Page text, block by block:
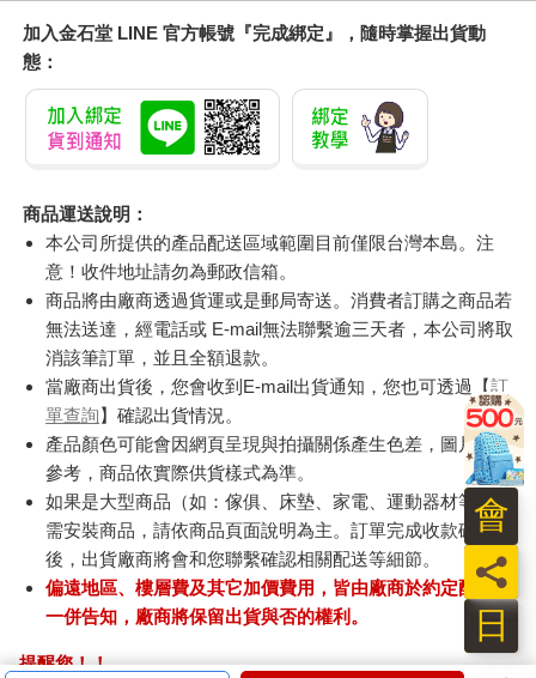
加入金石堂 LINE 官方帳號『完成綁定』，隨時掌握出貨動
態：
商品運送說明：
本公司所提供的產品配送區域範圍目前僅限台灣本島。注
意！收件地址請勿為郵政信箱。
商品將由廠商透過貨運或是郵局寄送。消費者訂購之商品若
無法送達，經電話或 E-mail無法聯繫逾三天者，本公司將取
消該筆訂單，並且全額退款。
當廠商出貨後，您會收到E-mail出貨通知，您也可透過【訂
單查詢】確認出貨情況。
產品顏色可能會因網頁呈現與拍攝關係產生色差，圖片僅供
參考，商品依實際供貨樣式為準。
如果是大型商品（如：傢俱、床墊、家電、運動器材等）及
需安裝商品，請依商品頁面說明為主。訂單完成收款確認
後，出貨廠商將會和您聯繫確認相關配送等細節。
偏遠地區、樓層費及其它加價費用，皆由廠商於約定配送時
一併告知，廠商將保留出貨與否的權利。
提醒您！！
日
員
會